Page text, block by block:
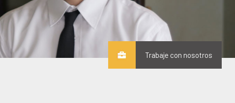
Trabaje con nosotros